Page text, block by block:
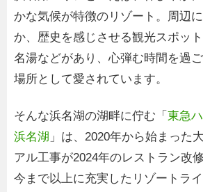
かな気候が特徴のリゾート。周辺
か、歴史を感じさせる観光スポッ
名湯などがあり、心弾む時間を過
場所として愛されています。
そんな浜名湖の湖畔に佇む「 東急
浜名湖 」は、2020年から始まった
アル工事が2024年のレストラン改
今まで以上に充実したリゾートラ